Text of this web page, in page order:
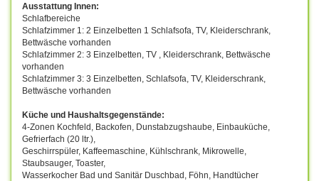
Ausstattung Innen:
Schlafbereiche
Schlafzimmer 1: 2 Einzelbetten 1 Schlafsofa, TV, Kleiderschrank,
Bettwäsche vorhanden
Schlafzimmer 2: 3 Einzelbetten, TV , Kleiderschrank, Bettwäsche
vorhanden
Schlafzimmer 3: 3 Einzelbetten, Schlafsofa, TV, Kleiderschrank,
Bettwäsche vorhanden
Küche und Haushaltsgegenstände:
4-Zonen Kochfeld, Backofen, Dunstabzugshaube, Einbauküche,
Gefrierfach (20 ltr.),
Geschirrspüler, Kaffeemaschine, Kühlschrank, Mikrowelle,
Staubsauger, Toaster,
Wasserkocher Bad und Sanitär Duschbad, Föhn, Handtücher